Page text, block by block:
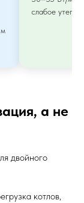
слабое
а не
двойного
котлов,